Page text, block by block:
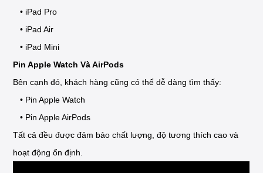
• iPad Pro
• iPad Air
• iPad Mini
Pin Apple Watch Và AirPods
Bên cạnh đó, khách hàng cũng có thể dễ dàng tìm thấy:
• Pin Apple Watch
• Pin Apple AirPods
Tất cả đều được đảm bảo chất lượng, độ tương thích cao và
hoạt động ổn định.